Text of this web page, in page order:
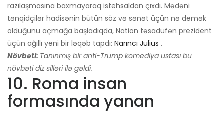
razılaşmasına baxmayaraq istehsaldan çıxdı. Mədəni
tənqidçilər hadisənin bütün söz və sənət üçün nə demək
olduğunu açmağa başladıqda, Nation təsadüfən prezident
üçün ağıllı yeni bir ləqəb tapdı: Narıncı Julius .
Növbəti: Tanınmış bir anti-Trump komediya ustası bu
növbəti diz silləri ilə gəldi.
10. Roma insan
formasında yanan